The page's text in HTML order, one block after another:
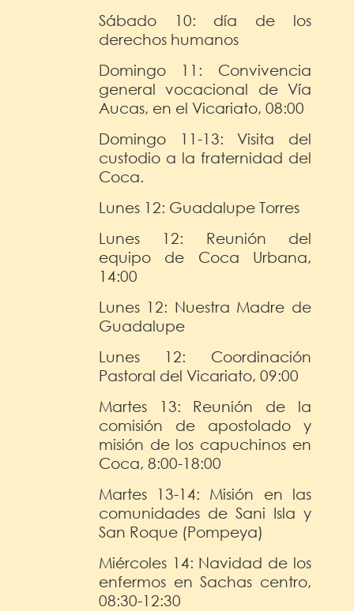
Sábado 10: día de los
derechos humanos
Domingo 11: Convivencia
general vocacional de Vía
Aucas, en el Vicariato, 08:00
Domingo 11-13: Visita del
custodio a la fraternidad del
Coca.
Lunes 12: Guadalupe Torres
Lunes 12: Reunión del
equipo de Coca Urbana,
14:00
Lunes 12: Nuestra Madre de
Guadalupe
Lunes 12: Coordinación
Pastoral del Vicariato, 09:00
Martes 13: Reunión de la
comisión de apostolado y
misión de los capuchinos en
Coca, 8:00-18:00
Martes 13-14: Misión en las
comunidades de Sani Isla y
San Roque (Pompeya)
Miércoles 14: Navidad de los
enfermos en Sachas centro,
08:30-12:30